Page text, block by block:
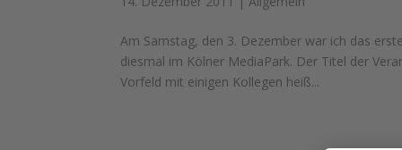
Am Samstag, den 3. Dezember war ich das
diesmal im Kölner MediaPark. Der Titel der
Vorfeld mit einigen Kollegen heiß...